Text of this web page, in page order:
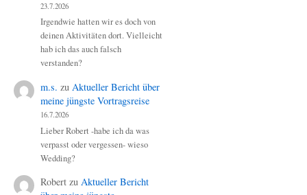
23.7.2026
Irgendwie hatten wir es doch von
deinen Aktivitäten dort. Vielleicht
hab ich das auch falsch
verstanden?
m.s. zu Aktueller Bericht über
meine jüngste Vortragsreise
16.7.2026
Lieber Robert -habe ich da was
verpasst oder vergessen- wieso
Wedding?
Robert zu Aktueller Bericht